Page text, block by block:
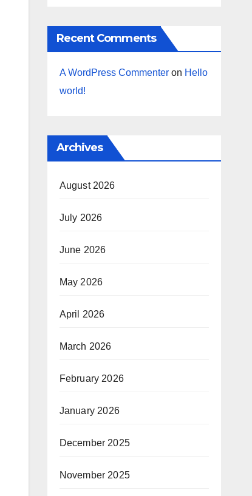
Recent Comments
A WordPress Commenteron Hello
world!
Archives
August 2026
July 2026
June 2026
May 2026
April 2026
March 2026
February 2026
January 2026
December 2025
November 2025